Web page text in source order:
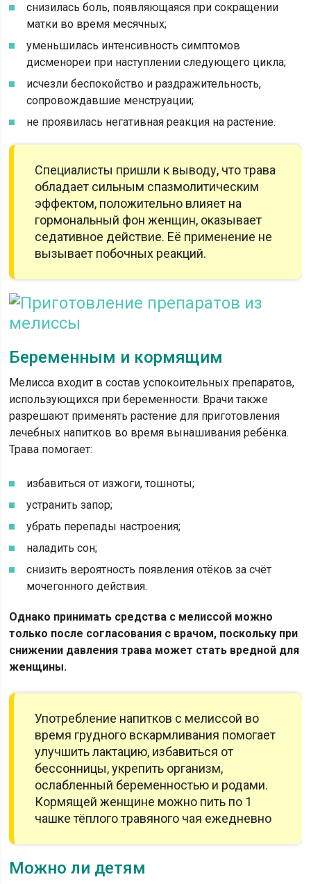
снизилась боль, появляющаяся при сокращении
матки во время месячных;
уменьшилась интенсивность симптомов
дисменореи при наступлении следующего цикла;
исчезли беспокойство и раздражительность,
сопровождавшие менструации;
не проявилась негативная реакция на растение.
Специалисты пришли к выводу, что трава
обладает сильным спазмолитическим
эффектом, положительно влияет на
гормональный фон женщин, оказывает
седативное действие. Её применение не
вызывает побочных реакций.
Беременным и кормящим
Мелисса входит в состав успокоительных препаратов,
использующихся при беременности. Врачи также
разрешают применять растение для приготовления
лечебных напитков во время вынашивания ребёнка.
Трава помогает:
избавиться от изжоги, тошноты;
устранить запор;
убрать перепады настроения;
наладить сон;
снизить вероятность появления отёков за счёт
мочегонного действия.
Однако принимать средства с мелиссой можно
только после согласования с врачом, поскольку при
снижении давления трава может стать вредной для
женщины.
Употребление напитков с мелиссой во
время грудного вскармливания помогает
улучшить лактацию, избавиться от
бессонницы, укрепить организм,
ослабленный беременностью и родами.
Кормящей женщине можно пить по 1
чашке тёплого травяного чая ежедневно
Можно ли детям